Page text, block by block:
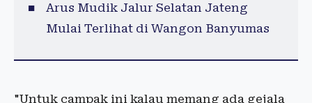
Arus Mudik Jalur Selatan Jateng
Mulai Terlihat di Wangon Banyumas
"Untuk campak ini kalau memang ada gejala